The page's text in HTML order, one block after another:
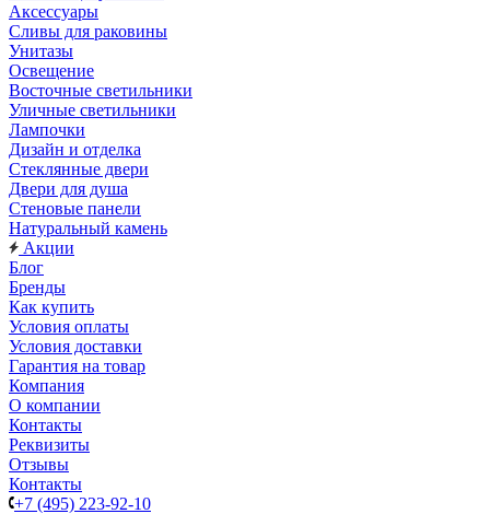
Аксессуары
Сливы для раковины
Унитазы
Освещение
Восточные светильники
Уличные светильники
Лампочки
Дизайн и отделка
Стеклянные двери
Двери для душа
Стеновые панели
Натуральный камень
Акции
Блог
Бренды
Как купить
Условия оплаты
Условия доставки
Гарантия на товар
Компания
О компании
Контакты
Реквизиты
Отзывы
Контакты
+7 (495) 223-92-10